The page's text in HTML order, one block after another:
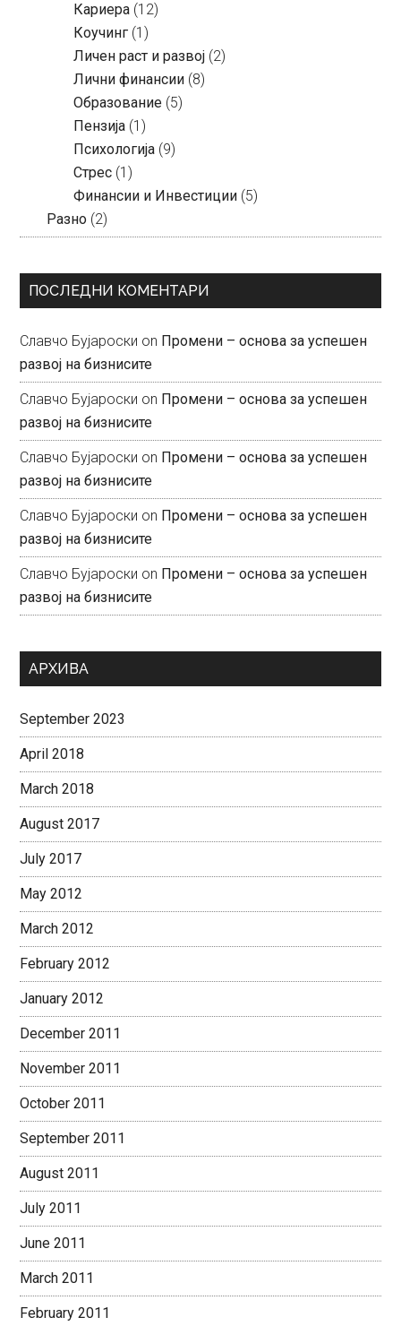
Кариера (12)
Коучинг (1)
Личен раст и развој (2)
Лични финансии (8)
Образование (5)
Пензија (1)
Психологија (9)
Стрес (1)
Финансии и Инвестиции (5)
Разно (2)
ПОСЛЕДНИ КОМЕНТАРИ
Славчо Бујароски on Промени – основа за успешен
развој на бизнисите
Славчо Бујароски on Промени – основа за успешен
развој на бизнисите
Славчо Бујароски on Промени – основа за успешен
развој на бизнисите
Славчо Бујароски on Промени – основа за успешен
развој на бизнисите
Славчо Бујароски on Промени – основа за успешен
развој на бизнисите
АРХИВА
September 2023
April 2018
March 2018
August 2017
July 2017
May 2012
March 2012
February 2012
January 2012
December 2011
November 2011
October 2011
September 2011
August 2011
July 2011
June 2011
March 2011
February 2011